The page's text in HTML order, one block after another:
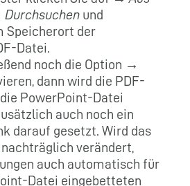
Durchsuchen und
Speicherort der
Datei.
noch die Option →
dann wird die PDF-
PowerPoint-Datei
auch noch ein
darauf gesetzt. Wird das
verändert,
auch automatisch für
Datei eingebetteten